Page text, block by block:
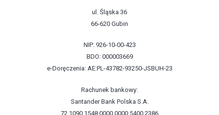
ul. Śląska 36
66-620 Gubin
NIP: 926-10-00-423
BDO: 000003669
e-Doręczenia: AE:PL-43782-93250-JSBUH-23
Rachunek bankowy:
Santander Bank Polska S.A.
72 1090 1548 0000 0000 5400 2386